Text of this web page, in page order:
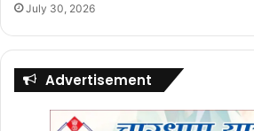
July 30, 2026
Advertisement